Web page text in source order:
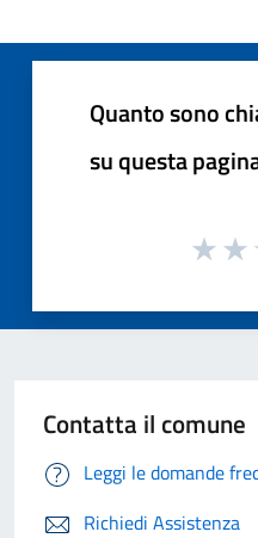
Quanto sono
su questa
Contatta il comune
Leggi le domande
Richiedi Assistenza